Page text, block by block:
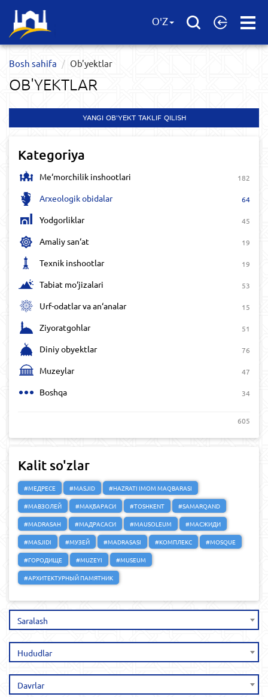
Open
O'Z
Bosh sahifa Ob'yektlar​
OB'YEKTLAR​
YANGI OB'YEKT TAKLIF QILISH
Kategoriya
Me‘morchilik inshootlari 182
Arxeologik obidalar 64
Yodgorliklar 45
Amaliy san‘at 19
Texnik inshootlar 19
Tabiat mo‘jizalari 53
Urf-odatlar va an‘analar 15
Ziyoratgohlar 51
Diniy obyektlar 76
Muzeylar 47
Boshqa 34
605
Kalit so'zlar
#МЕДРЕСЕ #MASJID
#HAZRATI IMOM MAQBARASI
#МАВЗОЛЕЙ
#МАҚБАРАСИ #TOSHKENT
#SAMARQAND
#MADRASAH
#МАДРАСАСИ #MAUSOLEUM
#МАСЖИДИ
#MASJIDI
#МУЗЕЙ #MADRASASI #КОМПЛЕКС
#MOSQUE
#ГОРОДИЩЕ
#MUZEYI
#MUSEUM
#АРХИТЕКТУРНЫЙ ПАМЯТНИК
Saralash
Hududlar
Davrlar